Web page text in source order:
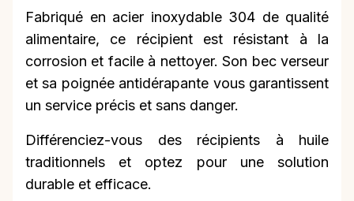
Fabriqué en acier inoxydable 304 de qualité
alimentaire, ce récipient est résistant à la
corrosion et facile à nettoyer. Son bec verseur
et sa poignée antidérapante vous garantissent
un service précis et sans danger.
Différenciez-vous des récipients à huile
traditionnels et optez pour une solution
durable et efficace.